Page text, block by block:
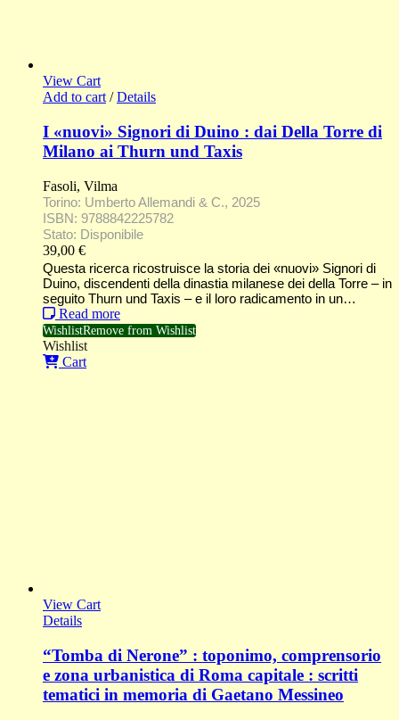
View Cart
Add to cart / Details
I «nuovi» Signori di Duino : dai Della Torre di
Milano ai Thurn und Taxis
Fasoli, Vilma
Torino: Umberto Allemandi & C., 2025
ISBN: 9788842225782
Stato: Disponibile
39,00 €
Questa ricerca ricostruisce la storia dei «nuovi» Signori di
Duino, discendenti della dinastia milanese dei della Torre – in
seguito Thurn und Taxis – e il loro radicamento in un…
Read more
WishlistRemove from Wishlist
Wishlist
Cart
View Cart
Details
“Tomba di Nerone” : toponimo, comprensorio
e zona urbanistica di Roma capitale : scritti
tematici in memoria di Gaetano Messineo